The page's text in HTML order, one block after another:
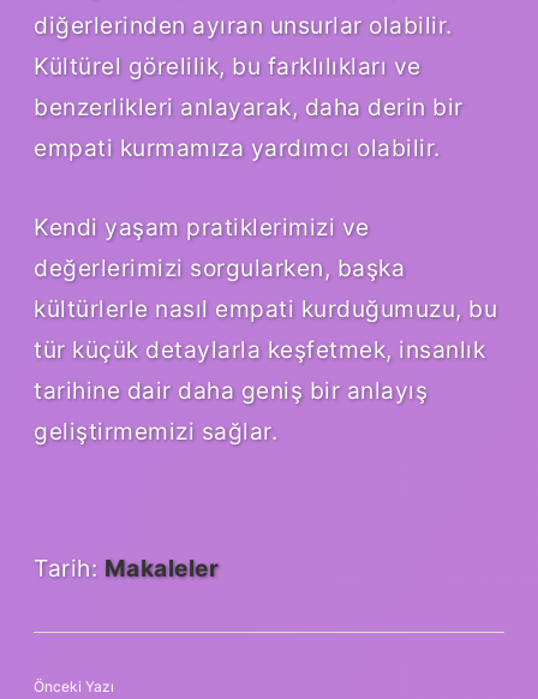
diğerlerinden ayıran unsurlar olabilir.
Kültürel görelilik, bu farklılıkları ve
benzerlikleri anlayarak, daha derin bir
empati kurmamıza yardımcı olabilir.
Kendi yaşam pratiklerimizi ve
değerlerimizi sorgularken, başka
kültürlerle nasıl empati kurduğumuzu, bu
tür küçük detaylarla keşfetmek, insanlık
tarihine dair daha geniş bir anlayış
geliştirmemizi sağlar.
Tarih: Makaleler
Önceki Yazı